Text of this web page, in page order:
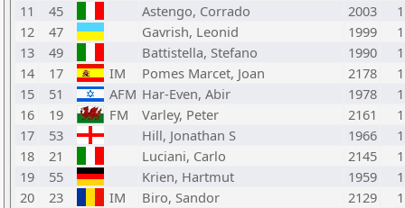
11
45 Astengo, Corrado 2003
1
12
47 Gavrish, Leonid 1999
1
13
49 Battistella, Stefano 1990
1
14
17 IM Pomes Marcet, Joan 2178
1
15
51 AFM Har-Even, Abir 1978
1
16
19 FM Varley, Peter 2161
1
17
53 Hill, Jonathan S 1966
1
18
21 Luciani, Carlo 2145
1
19
55 Krien, Hartmut 1959
1
20
23 IM Biro, Sandor 2129
1